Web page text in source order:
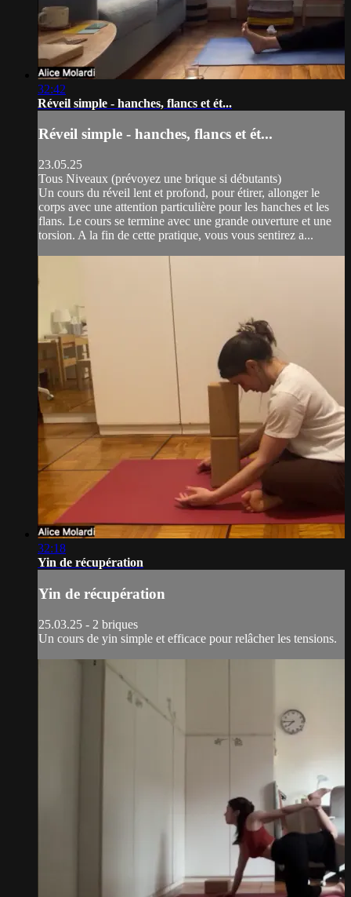
32:42
Réveil simple - hanches, flancs et ét...
Réveil simple - hanches, flancs et ét...
23.05.25
Tous Niveaux (prévoyez une brique si débutants)
Un cours du réveil lent et profond, pour étirer, allonger le
corps avec une attention particulière pour les hanches et les
flans. Le cours se termine avec une grande ouverture et une
torsion. A la fin de cette pratique, vous vous sentirez a...
32:18
Yin de récupération
Yin de récupération
25.03.25 - 2 briques
Un cours de yin simple et efficace pour relâcher les tensions.